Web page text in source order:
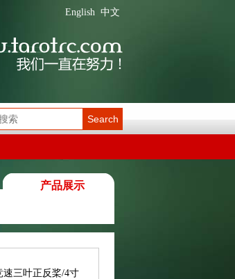
中文
English
Search
产品展示
速三叶正反桨/4寸